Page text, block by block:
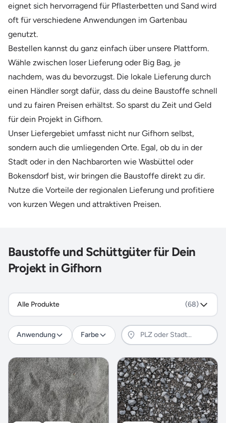
eignet sich hervorragend für Pflasterbetten und Sand wird
oft für verschiedene Anwendungen im Gartenbau
genutzt.
Bestellen kannst du ganz einfach über unsere Plattform.
Wähle zwischen loser Lieferung oder Big Bag, je
nachdem, was du bevorzugst. Die lokale Lieferung durch
einen Händler sorgt dafür, dass du deine Baustoffe schnell
und zu fairen Preisen erhältst. So sparst du Zeit und Geld
für dein Projekt in Gifhorn.
Unser Liefergebiet umfasst nicht nur Gifhorn selbst,
sondern auch die umliegenden Orte. Egal, ob du in der
Stadt oder in den Nachbarorten wie Wasbüttel oder
Bokensdorf bist, wir bringen die Baustoffe direkt zu dir.
Nutze die Vorteile der regionalen Lieferung und profitiere
von kurzen Wegen und attraktiven Preisen.
Baustoffe und Schüttgüter für Dein
Projekt in Gifhorn
Alle Produkte (68)
Anwendung Farbe